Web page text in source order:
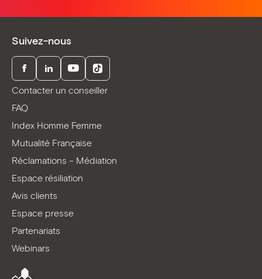
Suivez-nous
FacebookLinkedInYoutubeTikTok
Contacter un conseiller
FAQ
Index Homme Femme
Mutualité Française
Réclamations – Médiation
Espace résiliation
Avis clients
Espace presse
Partenariats
Webinars